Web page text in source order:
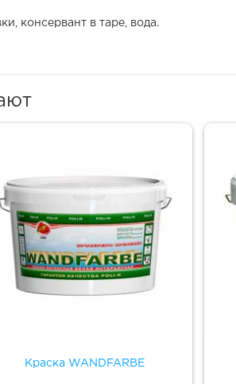
консервант в таре, вода.
Краска WANDFARBE